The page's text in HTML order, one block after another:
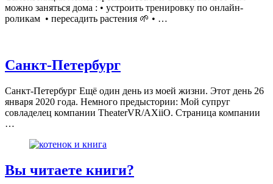
можно заняться дома : • устроить тренировку по онлайн-
роликам • пересадить растения 🌱 • …
Санкт-Петербург
Санкт-Петербург Ещё один день из моей жизни. Этот день 26
января 2020 года. Немного предыстории: Мой супруг
совладелец компании TheaterVR/AXiiO. Страница компании
…
Вы читаете книги?